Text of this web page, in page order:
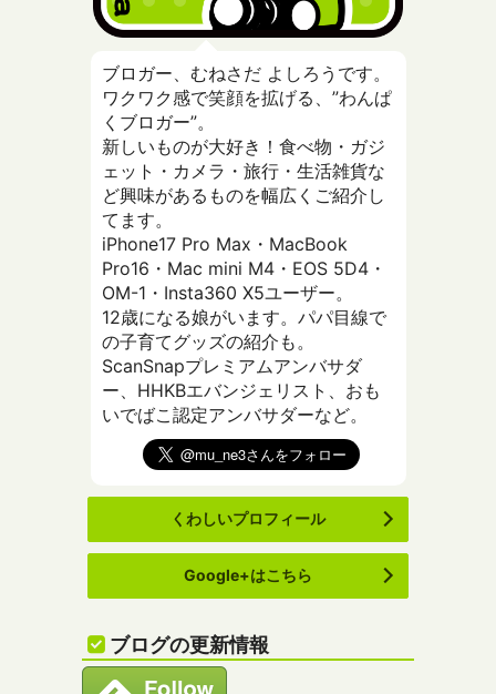
ブロガー、むねさだ よしろうです。
ワクワク感で笑顔を拡げる、”わんぱ
くブロガー”。
新しいものが大好き！食べ物・ガジ
ェット・カメラ・旅行・生活雑貨な
ど興味があるものを幅広くご紹介し
てます。
iPhone17 Pro Max・MacBook
Pro16・Mac mini M4・EOS 5D4・
OM-1・Insta360 X5ユーザー。
12歳になる娘がいます。パパ目線で
の子育てグッズの紹介も。
ScanSnapプレミアムアンバサダ
ー、HHKBエバンジェリスト、おも
いでばこ認定アンバサダーなど。
くわしいプロフィール
Google+はこちら
ブログの更新情報